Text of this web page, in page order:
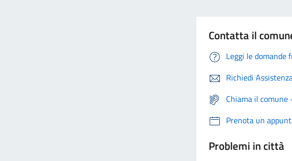
Contatta il
Leggi le domande
Richiedi
Chiama il
Prenota un
Problemi in città